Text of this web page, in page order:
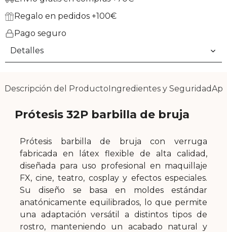
Regalo en pedidos +100€
Pago seguro
Detalles
Descripción del ProductoIngredientes y Seguridad
Prótesis 32P barbilla de bruja
Prótesis barbilla de bruja con verruga
fabricada en látex flexible de alta calidad,
diseñada para uso profesional en maquillaje
FX, cine, teatro, cosplay y efectos especiales.
Su diseño se basa en moldes estándar
anatónicamente equilibrados, lo que permite
una adaptación versátil a distintos tipos de
rostro, manteniendo un acabado natural y